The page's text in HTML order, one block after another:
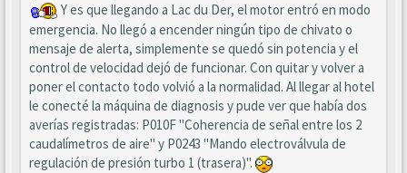
Y es que llegando a Lac du Der, el motor entró en modo
emergencia. No llegó a encender ningún tipo de chivato o
mensaje de alerta, simplemente se quedó sin potencia y el
control de velocidad dejó de funcionar. Con quitar y volver a
poner el contacto todo volvió a la normalidad. Al llegar al hotel
le conecté la máquina de diagnosis y pude ver que había dos
averías registradas: P010F "Coherencia de señal entre los 2
caudalímetros de aire" y P0243 "Mando electroválvula de
regulación de presión turbo 1 (trasera)".